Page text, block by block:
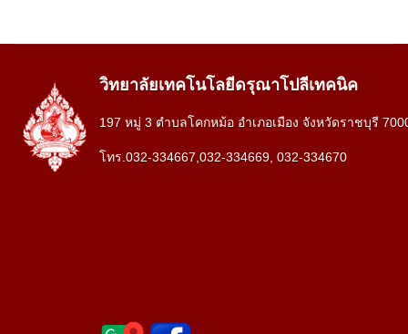
วิทยาลัยเทคโนโลยีดรุณาโปลีเทคนิค
197 หมู่ 3 ตำบลโคกหม้อ อำเภอเมือง จังหวัดราชบุรี
โทร.032-334667,032-334669, 032-334670